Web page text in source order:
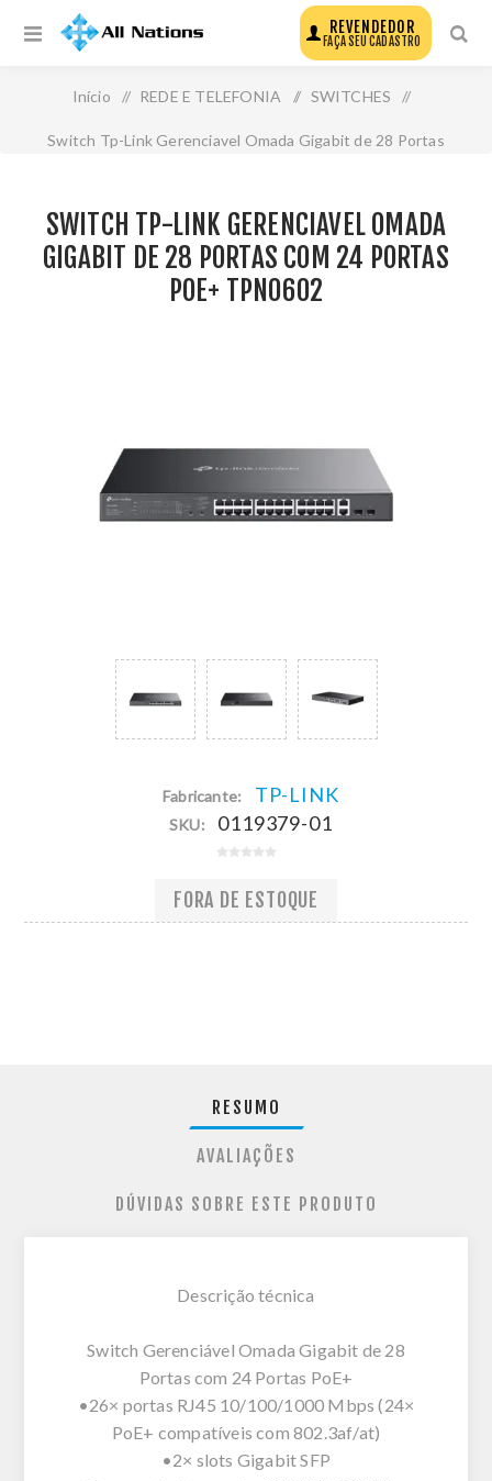
REVENDEDOR
FAÇA SEU CADASTRO
Início / REDE E TELEFONIA / SWITCHES /
Switch Tp-Link Gerenciavel Omada Gigabit de 28 Portas
SWITCH TP-LINK GERENCIAVEL OMADA
GIGABIT DE 28 PORTAS COM 24 PORTAS
POE+ TPN0602
Fabricante: TP-LINK
SKU: 0119379-01
FORA DE ESTOQUE
RESUMO
AVALIAÇÕES
DÚVIDAS SOBRE ESTE PRODUTO
Descrição técnica
Switch Gerenciável Omada Gigabit de 28
Portas com 24 Portas PoE+
•26× portas RJ45 10/100/1000 Mbps (24×
PoE+ compatíveis com 802.3af/at)
•2× slots Gigabit SFP